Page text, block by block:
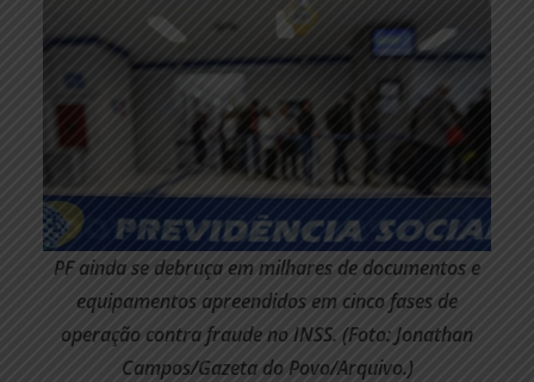
PF ainda se debruça em milhares de documentos e
equipamentos apreendidos em cinco fases de
operação contra fraude no INSS. (Foto: Jonathan
Campos/Gazeta do Povo/Arquivo.)